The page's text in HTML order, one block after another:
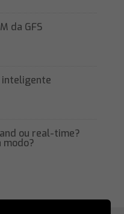
da GFS
inteligente
ou real-time?
modo?